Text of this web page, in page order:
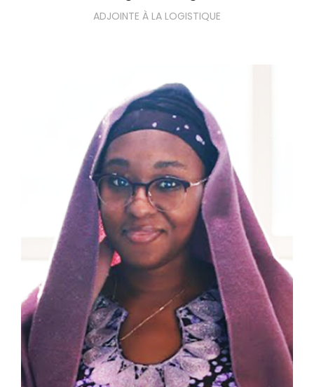
ADJOINTE À LA LOGISTIQUE